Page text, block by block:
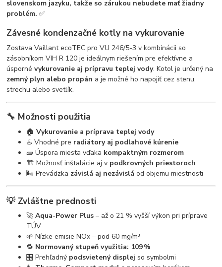
slovenskom jazyku, takže so zárukou nebudete mať žiadny
problém. ✅
Závesné kondenzačné kotly na vykurovanie
Zostava Vaillant ecoTEC pro VU 246/5-3 v kombinácii so
zásobníkom VIH R 120 je ideálnym riešením pre efektívne a
úspornévykurovanie aj prípravu teplej vody. Kotol je určený na
zemný plyn alebo propán a je možné ho napojiť cez stenu,
strechu alebo svetlík.
🔧 Možnosti použitia
🏠Vykurovanie a príprava teplej vody
♨️ Vhodné pre radiátory aj podlahové kúrenie
🧱 Úspora miesta vďaka kompaktným rozmerom
🏗️ Možnosť inštalácie aj v podkrovných priestoroch
🌬️ Prevádzka závislá aj nezávislá od objemu miestnosti
💡 Zvláštne prednosti
🚀Aqua-Power Plus – až o 21 % vyšší výkon pri príprave
TÚV
🌱 Nízke emisie NOx – pod 60 mg/m³
🔁 Normovaný stupeň využitia: 109 %
🎛️ Prehľadný podsvietený displej so symbolmi